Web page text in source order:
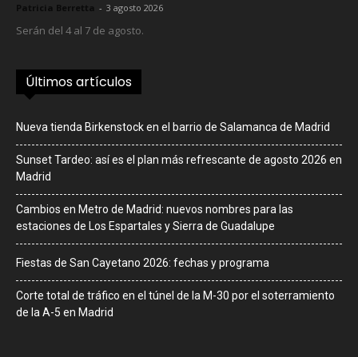
Patricia Berretta - 3 agosto 2026
Serán del 4 al 7 de agosto.
Últimos artículos
Nueva tienda Birkenstock en el barrio de Salamanca de Madrid
Sunset Tardeo: así es el plan más refrescante de agosto 2026 en
Madrid
Cambios en Metro de Madrid: nuevos nombres para las
estaciones de Los Espartales y Sierra de Guadalupe
Fiestas de San Cayetano 2026: fechas y programa
Corte total de tráfico en el túnel de la M-30 por el soterramiento
de la A-5 en Madrid